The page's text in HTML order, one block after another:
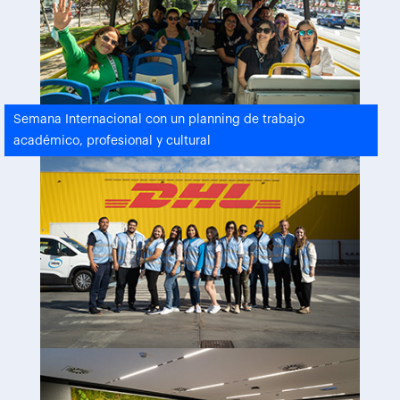
Semana Internacional con un planning de trabajo
académico, profesional y cultural